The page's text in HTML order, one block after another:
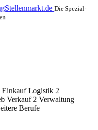
Die Spezial-
Einkauf Logistik 2
Verkauf 2 Verwaltung
Berufe